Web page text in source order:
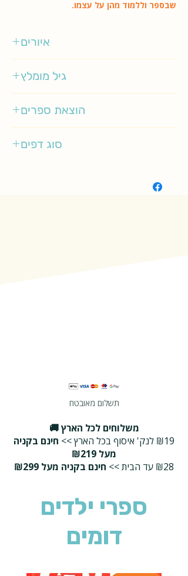
שבספר וללמוד מהן על עצמו.
איורים
גיל מומלץ
הוצאת ספרים
סוג דפים
תשלום מאובטח
משלוחים לכל הארץ 🚚
₪19 לנק' איסוף בכל הארץ >>
חינם בקניה
מעל ₪219
₪28 עד הבית >>
חינם בקניה מעל ₪299
ספרי ילדים
דומים